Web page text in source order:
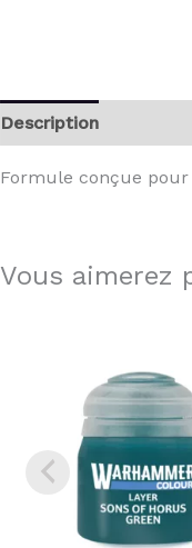
Description
Formule conçue pour
Vous aimerez
était :
3,60 €.
est :
3,24